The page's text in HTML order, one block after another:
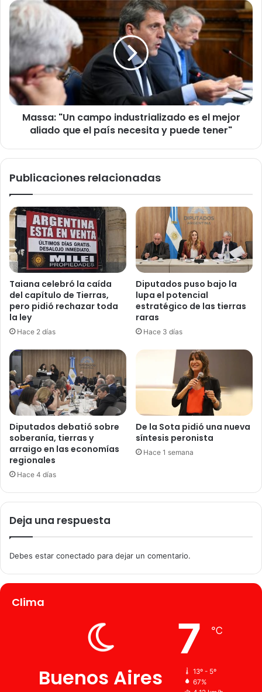
Massa:
"Un
campo
industrializado
es
el
mejor
aliado
que
tener"
Massa: "Un campo industrializado es el mejor
aliado que el país necesita y puede tener"
Publicaciones relacionadas
Taiana celebró la caída
del capítulo de Tierras,
pero pidió rechazar toda
la ley
Hace 2 días
Diputados puso bajo la
lupa el potencial
estratégico de las tierras
raras
Hace 3 días
Diputados debatió sobre
soberanía, tierras y
arraigo en las economías
regionales
Hace 4 días
De la Sota pidió una nueva
síntesis peronista
Hace 1 semana
Deja una respuesta
Debes estar conectado para dejar un comentario.
Clima
Buenos Aires
7 ℃
13º - 5º
67%